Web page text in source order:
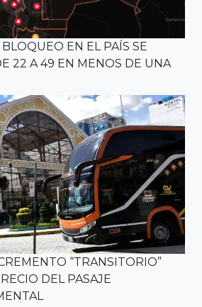
EN EL PAÍS SE
22 A 49 EN MENOS DE UNA
“TRANSITORIO”
DEL PASAJE